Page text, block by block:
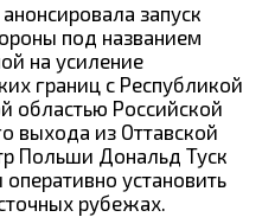
запуск
под названием
на усиление
границ с Республикой
областью Российской
выхода из Оттавской
Польши Дональд Туск
установить
рубежах.